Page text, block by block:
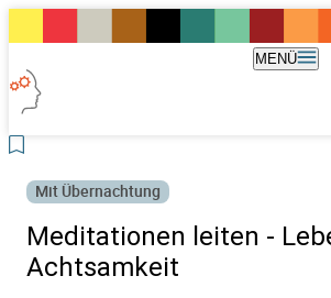
MENÜ
Mit Übernachtung
Meditationen leiten -
Achtsamkeit